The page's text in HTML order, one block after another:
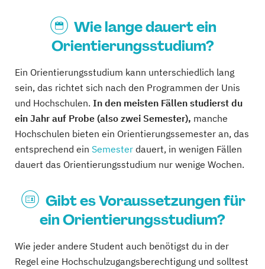
Wie lange dauert ein
Orientierungsstudium?
Ein Orientierungsstudium kann unterschiedlich lang
sein, das richtet sich nach den Programmen der Unis
und Hochschulen. In den meisten Fällen studierst du
ein Jahr auf Probe (also zwei Semester), manche
Hochschulen bieten ein Orientierungssemester an, das
entsprechend ein Semester dauert, in wenigen Fällen
dauert das Orientierungsstudium nur wenige Wochen.
Gibt es Voraussetzungen für
ein Orientierungsstudium?
Wie jeder andere Student auch benötigst du in der
Regel eine Hochschulzugangsberechtigung und solltest